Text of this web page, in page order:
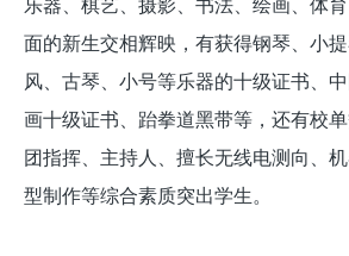
乐器、棋艺、摄影、书法、绘画、体
面的新生交相辉映，有获得钢琴、小
风、古琴、小号等乐器的十级证书、
画十级证书、跆拳道黑带等，还有校
团指挥、主持人、擅长无线电测向、
型制作等综合素质突出学生。